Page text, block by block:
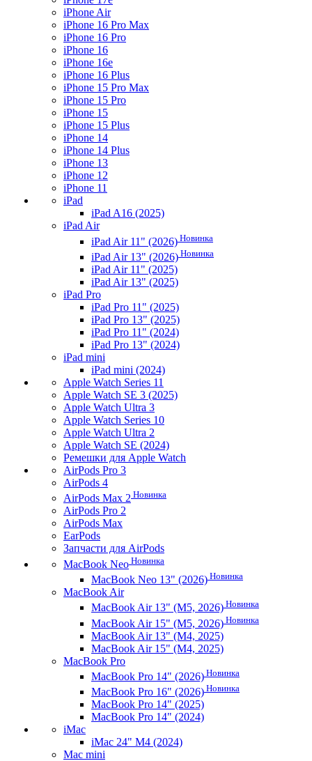
iPhone Air
iPhone 16 Pro Max
iPhone 16 Pro
iPhone 16
iPhone 16e
iPhone 16 Plus
iPhone 15 Pro Max
iPhone 15 Pro
iPhone 15
iPhone 15 Plus
iPhone 14
iPhone 14 Plus
iPhone 13
iPhone 12
iPhone 11
iPad
iPad A16 (2025)
iPad Air
iPad Air 11" (2026) Новинка
iPad Air 13" (2026) Новинка
iPad Air 11" (2025)
iPad Air 13" (2025)
iPad Pro
iPad Pro 11" (2025)
iPad Pro 13" (2025)
iPad Pro 11" (2024)
iPad Pro 13" (2024)
iPad mini
iPad mini (2024)
Apple Watch Series 11
Apple Watch SE 3 (2025)
Apple Watch Ultra 3
Apple Watch Series 10
Apple Watch Ultra 2
Apple Watch SE (2024)
Ремешки для Apple Watch
AirPods Pro 3
AirPods 4
AirPods Max 2 Новинка
AirPods Pro 2
AirPods Max
EarPods
Запчасти для AirPods
MacBook Neo Новинка
MacBook Neo 13" (2026) Новинка
MacBook Air
MacBook Air 13" (M5, 2026) Новинка
MacBook Air 15" (M5, 2026) Новинка
MacBook Air 13" (M4, 2025)
MacBook Air 15" (M4, 2025)
MacBook Pro
MacBook Pro 14" (2026) Новинка
MacBook Pro 16" (2026) Новинка
MacBook Pro 14" (2025)
MacBook Pro 14" (2024)
iMac
iMac 24" M4 (2024)
Mac mini